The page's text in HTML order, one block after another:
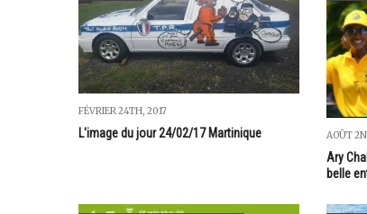
FÉVRIER 24TH, 2017
L'image du jour 24/02/17 Martinique AOÛT
Ary
belle